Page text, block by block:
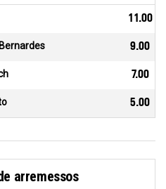
11.00
9.00
7.00
5.00
arremessos